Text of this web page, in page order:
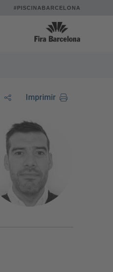
#PISCINABARCELONA
Imprimir